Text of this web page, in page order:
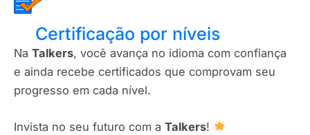
Certificação por níveis​
Na Talkers, você avança no idioma com confiança
e ainda recebe certificados que comprovam seu
progresso em cada nível.
Invista no seu futuro com a Talkers!